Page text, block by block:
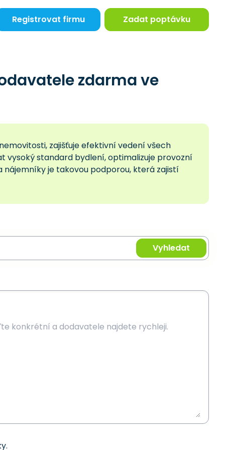
Registrovat firmu Zadat poptávku
zdarma ve
zajišťuje efektivní vedení všech
vysoký standard bydlení, optimalizuje provozní
je takovou podporou, která zajistí
Vyhledat